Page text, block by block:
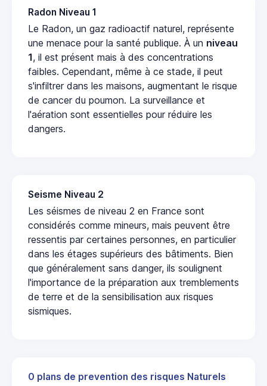
Radon Niveau 1
Le Radon, un gaz radioactif naturel, représente
une menace pour la santé publique. À un niveau
1, il est présent mais à des concentrations
faibles. Cependant, même à ce stade, il peut
s'infiltrer dans les maisons, augmentant le risque
de cancer du poumon. La surveillance et
l'aération sont essentielles pour réduire les
dangers.
Seisme Niveau 2
Les séismes de niveau 2 en France sont
considérés comme mineurs, mais peuvent être
ressentis par certaines personnes, en particulier
dans les étages supérieurs des bâtiments. Bien
que généralement sans danger, ils soulignent
l'importance de la préparation aux tremblements
de terre et de la sensibilisation aux risques
sismiques.
0 plans de prevention des risques Naturels